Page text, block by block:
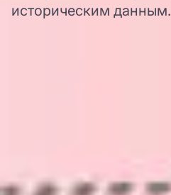
историческим данным.